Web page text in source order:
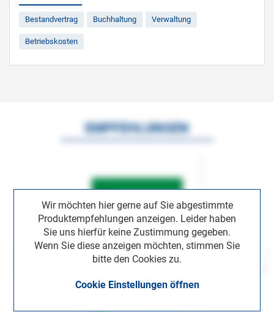
Bestandvertrag Buchhaltung Verwaltung
Betriebskosten
Wir möchten hier gerne auf Sie abgestimmte
Produktempfehlungen anzeigen. Leider haben
Sie uns hierfür keine Zustimmung gegeben.
Wenn Sie diese anzeigen möchten, stimmen Sie
bitte den Cookies zu.
Cookie Einstellungen öffnen
EMPFEHLUNGEN